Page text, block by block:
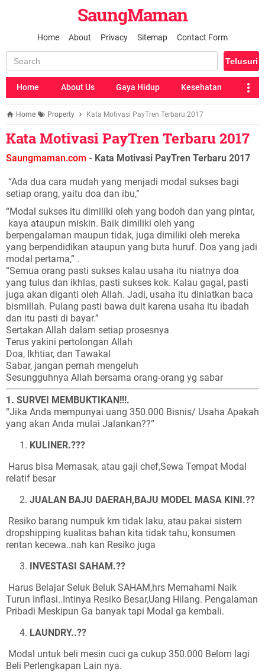
SaungMaman
Home About Privacy Sitemap Contact Form
Home About Us Gaya Hidup Kesehatan
Home Property Kata Motivasi PayTren Terbaru 2017
Kata Motivasi PayTren Terbaru 2017
Saungmaman.com - Kata Motivasi PayTren Terbaru 2017
“Ada dua cara mudah yang menjadi modal sukses bagi
setiap orang, yaitu doa dan ibu,”
“Modal sukses itu dimiliki oleh yang bodoh dan yang pintar,
kaya ataupun miskin. Baik dimiliki oleh yang
berpengalaman maupun tidak, juga dimiliki oleh mereka
yang berpendidikan ataupun yang buta huruf. Doa yang jadi
modal pertama,” .
“Semua orang pasti sukses kalau usaha itu niatnya doa
yang tulus dan ikhlas, pasti sukses kok. Kalau gagal, pasti
juga akan diganti oleh Allah. Jadi, usaha itu diniatkan baca
bismillah. Pulang pasti bawa duit karena usaha itu ibadah
dan itu pasti di bayar.”
Sertakan Allah dalam setiap prosesnya
Terus yakini pertolongan Allah
Doa, Ikhtiar, dan Tawakal
Sabar, jangan pernah mengeluh
Sesungguhnya Allah bersama orang-orang yg sabar
1. SURVEI MEMBUKTIKAN!!!.
“Jika Anda mempunyai uang 350.000 Bisnis/ Usaha Apakah
yang akan Anda mulai Jalankan??”
KULINER.???
Harus bisa Memasak, atau gaji chef,Sewa Tempat Modal
relatif besar
JUALAN BAJU DAERAH,BAJU MODEL MASA KINI.??
Resiko barang numpuk krn tidak laku, atau pakai sistem
dropshipping kualitas bahan kita tidak tahu, konsumen
rentan kecewa..nah kan Resiko juga
INVESTASI SAHAM.??
Harus Belajar Seluk Beluk SAHAM,hrs Memahami Naik
Turun Inflasi..Intinya Resiko Besar,Uang Hilang. Pengalaman
Pribadi Meskipun Ga banyak tapi Modal ga kembali.
LAUNDRY..??
Modal untuk beli mesin cuci ga cukup 350.000 Belom lagi
Beli Perlengkapan Lain nya.